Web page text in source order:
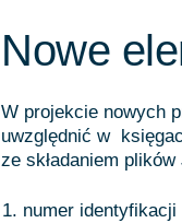
Nowe
W projekcie nowych
uwzględnić w
ze składaniem
numer identyfikacji